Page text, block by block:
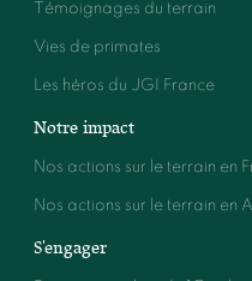
Témoignages du terrain
Vies de primates
Les héros du JGI France
Notre impact
Nos actions sur le terrain en
Nos actions sur le terrain en
S'engager